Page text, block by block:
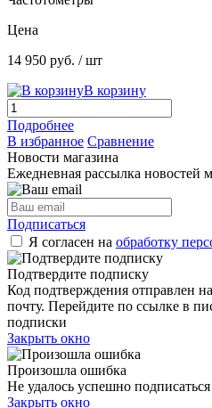
Цена
14 950 руб. / шт
В корзину
Подробнее
В избранное Сравнение
Новости магазина
Ежедневная рассылка новостей
Подписаться
Я согласен на обработку
Подтвердите подписку
Код подтверждения отправлен
почту. Перейдите по ссылке в
подписки
Закрыть окно
Произошла ошибка
Не удалось успешно
Закрыть окно